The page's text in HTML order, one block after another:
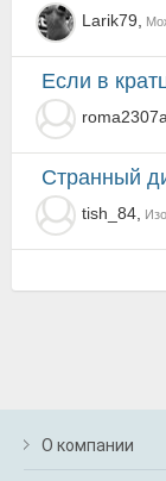
Larik79,
Если в кратце у меня ибица
Странный дизельный звук
tish_84,
О компании